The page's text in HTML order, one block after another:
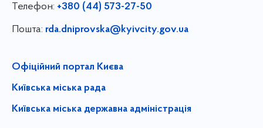
Телефон: +380 (44) 573-27-50
Пошта: rda.dniprovska@kyivcity.gov.ua
Офіційний портал Києва
Київська міська рада
Київська міська державна адміністрація